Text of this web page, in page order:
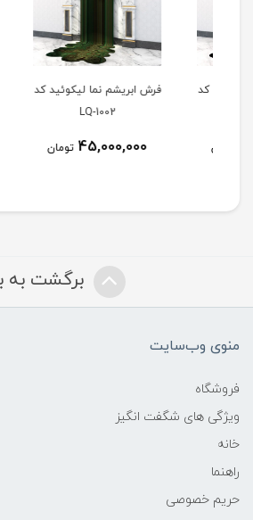
فرش ابریشم نما لیکوئید کد
45,000,000 تومان
فرش
برگشت به
منوی وب‌سایت
فروشگاه
ویژگی های شگفت انگیز
خانه
راهنما
حریم خصوصی